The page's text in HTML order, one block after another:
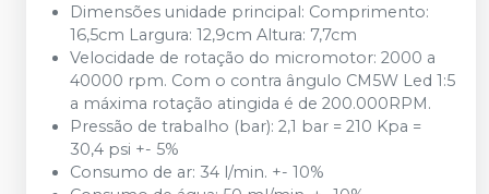
Dimensões unidade principal: Comprimento:
16,5cm Largura: 12,9cm Altura: 7,7cm
Velocidade de rotação do micromotor: 2000 a
40000 rpm. Com o contra ângulo CM5W Led 1:5
a máxima rotação atingida é de 200.000RPM.
Pressão de trabalho (bar): 2,1 bar = 210 Kpa =
30,4 psi +- 5%
Consumo de ar: 34 l/min. +- 10%